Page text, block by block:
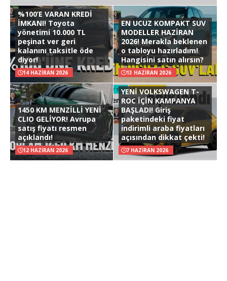
%100’E VARAN KREDİ
İMKANI! Toyota
yönetimi 10.000 TL
peşinat ver geri
kalanını taksitle öde
diyor!
14 HAZIRAN 2026
EN UCUZ KOMPAKT SUV
MODELLER HAZİRAN
2026! Merakla beklenen
o tabloyu hazırladım!
Hangisini satın alırsın?
13 HAZIRAN 2026
1450 KM MENZİLLİ YENİ
CLIO GELİYOR! Avrupa
satış fiyatı resmen
açıklandı!
12 HAZIRAN 2026
YENİ VOLKSWAGEN T-
ROC İÇİN KAMPANYA
BAŞLADI! Giriş
paketindeki fiyat
indirimli araba fiyatları
açısından dikkat çekti!
7 HAZIRAN 2026